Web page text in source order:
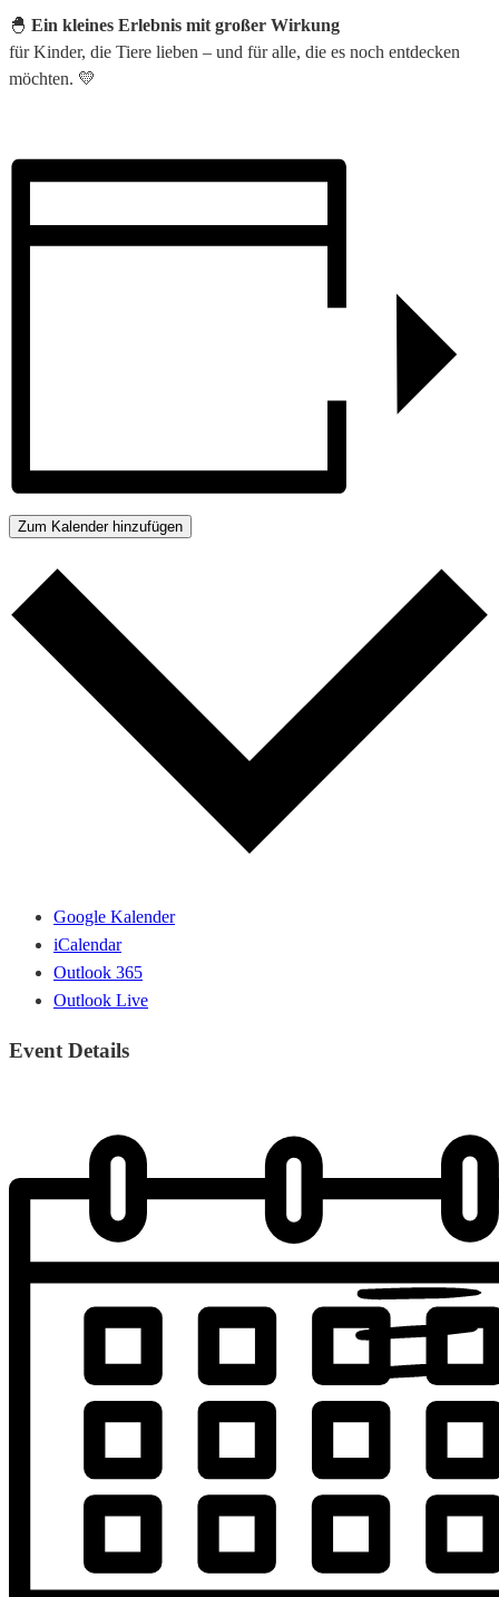
🐣 Ein kleines Erlebnis mit großer Wirkung
für Kinder, die Tiere lieben – und für alle, die es noch entdecken
möchten. 💛
Zum Kalender hinzufügen
Google Kalender
iCalendar
Outlook 365
Outlook Live
Event Details